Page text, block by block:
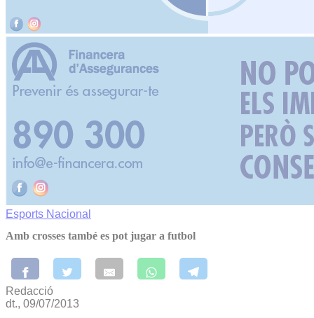
Esports Nacional
Amb crosses també es pot jugar a futbol
Redacció
dt., 09/07/2013